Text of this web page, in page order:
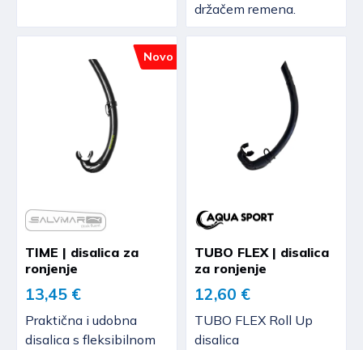
držačem remena.
Novo
TIME | disalica za
ronjenje
13,45 €
Praktična i udobna
disalica s fleksibilnom
TUBO FLEX | disalica
za ronjenje
12,60 €
TUBO FLEX Roll Up
disalica